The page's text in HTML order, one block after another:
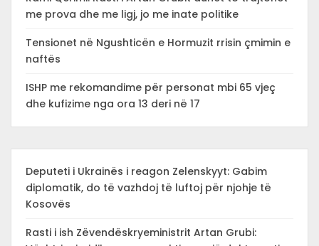
me prova dhe me ligj, jo me inate politike
Tensionet në Ngushticën e Hormuzit rrisin çmimin e
naftës
ISHP me rekomandime për personat mbi 65 vjeç
dhe kufizime nga ora 13 deri në 17
Deputeti i Ukrainës i reagon Zelenskyyt: Gabim
diplomatik, do të vazhdoj të luftoj për njohje të
Kosovës
Rasti i ish Zëvendëskryeministrit Artan Grubi: